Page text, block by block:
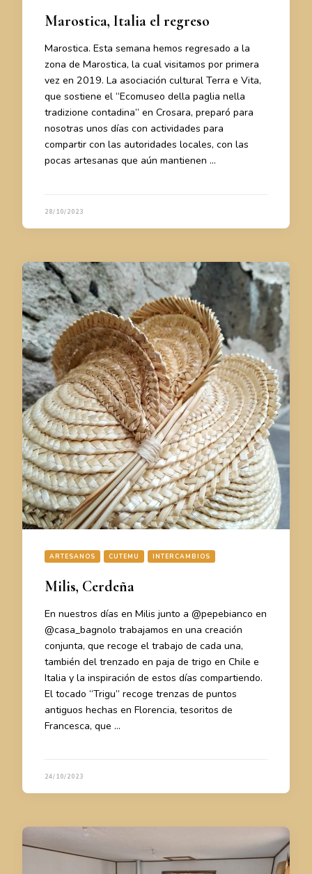
Marostica, Italia el regreso
Marostica. Esta semana hemos regresado a la
zona de Marostica, la cual visitamos por primera
vez en 2019. La asociación cultural Terra e Vita,
que sostiene el “Ecomuseo della paglia nella
tradizione contadina” en Crosara, preparó para
nosotras unos días con actividades para
compartir con las autoridades locales, con las
pocas artesanas que aún mantienen …
28/10/2023
ARTESANOS CUTEMU INTERCAMBIOS
Milis, Cerdeña
En nuestros días en Milis junto a @pepebianco en
@casa_bagnolo trabajamos en una creación
conjunta, que recoge el trabajo de cada una,
también del trenzado en paja de trigo en Chile e
Italia y la inspiración de estos días compartiendo.
El tocado “Trigu” recoge trenzas de puntos
antiguos hechas en Florencia, tesoritos de
Francesca, que …
24/10/2023